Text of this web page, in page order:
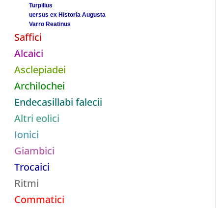
Turpilius
uersus ex Historia Augusta
Varro Reatinus
Saffici
Alcaici
Asclepiadei
Archilochei
Endecasillabi falecii
Altri eolici
Ionici
Giambici
Trocaici
Ritmi
Commatici